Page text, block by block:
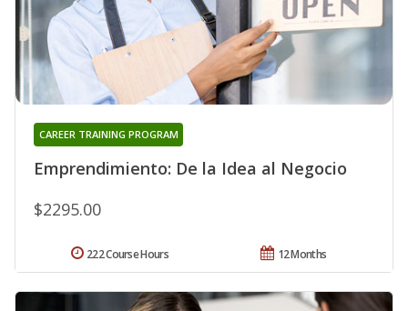
Emprendimiento: De la Idea al Negocio
CAREER TRAINING PROGRAM
$2295.00
12 Months
222 Course Hours